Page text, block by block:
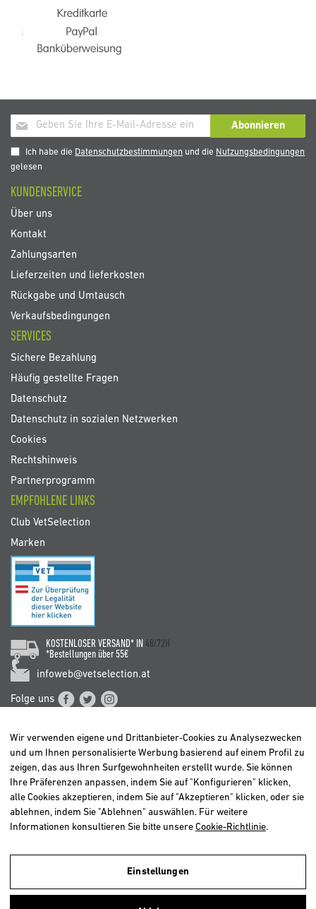
Benutzernavigation zu analysieren und so einen besseren Service
Melden
Sie
sich
für
Newsletter
an:
Abonnieren
Ich habe die Datenschutzbestimmungen und die Nutzungsbedingungen
gelesen
KUNDENSERVICE
Über uns
Kontakt
Zahlungsarten
Lieferzeiten und lieferkosten
Rückgabe und Umtausch
Verkaufsbedingungen
SERVICES
Sichere Bezahlung
Häufig gestellte Fragen
Datenschutz
Datenschutz in sozialen Netzwerken
Cookies
Rechtshinweis
Partnerprogramm
EMPFOHLENE LINKS
Club VetSelection
Marken
KOSTENLOSER VERSAND* IN 48/72H
*Bestellungen über 55€
infoweb@vetselection.at
Folge uns
BELGIË / BELGIQUE
DEUTSCHLAND
ESPAÑA
ITALIA
ÖSTERREICH
Wir verwenden eigene und Drittanbieter-Cookies zu Analysezwecken
und um Ihnen personalisierte Werbung basierend auf einem Profil zu
zeigen, das aus Ihren Surfgewohnheiten erstellt wurde. Sie können
Ihre Präferenzen anpassen, indem Sie auf "Konfigurieren" klicken,
alle Cookies akzeptieren, indem Sie auf "Akzeptieren" klicken, oder sie
ablehnen, indem Sie "Ablehnen" auswählen. Für weitere
Informationen konsultieren Sie bitte unsere Cookie-Richtlinie.
Einstellungen